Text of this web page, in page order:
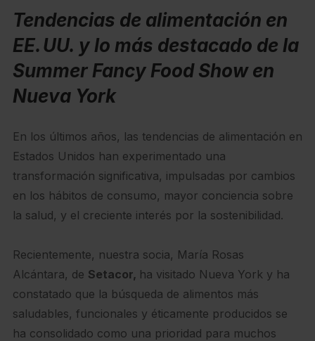
Tendencias de alimentación en
EE. UU. y lo más destacado de la
Summer Fancy Food Show en
Nueva York
En los últimos años, las tendencias de alimentación en
Estados Unidos han experimentado una
transformación significativa, impulsadas por cambios
en los hábitos de consumo, mayor conciencia sobre
la salud, y el creciente interés por la sostenibilidad.
Recientemente, nuestra socia, María Rosas
Alcántara, de Setacor, ha visitado Nueva York y ha
constatado que la búsqueda de alimentos más
saludables, funcionales y éticamente producidos se
ha consolidado como una prioridad para muchos